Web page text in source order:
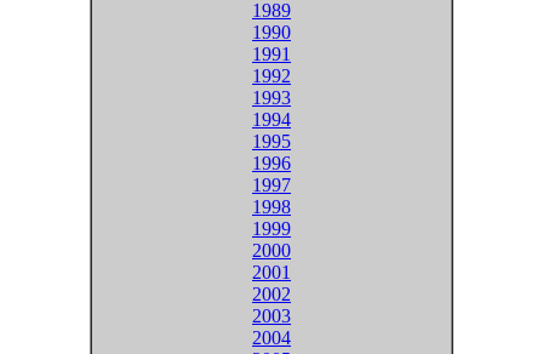
1989
1990
1991
1992
1993
1994
1995
1996
1997
1998
1999
2000
2001
2002
2003
2004